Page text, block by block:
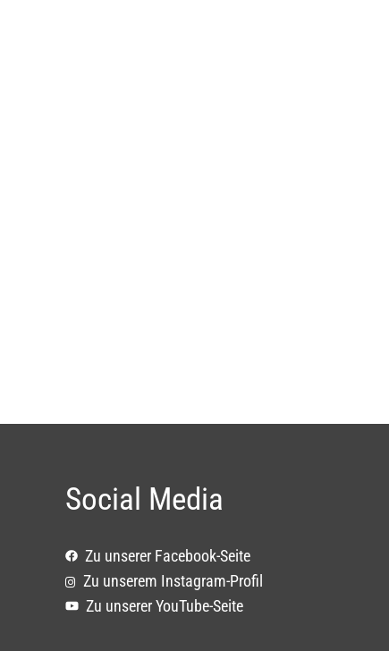
Social Media
Zu unserer Facebook-Seite
Zu unserem Instagram-Profil
Zu unserer YouTube-Seite